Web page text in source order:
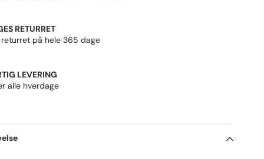
RETURRET
på hele 365 dage
LEVERING
alle hverdage